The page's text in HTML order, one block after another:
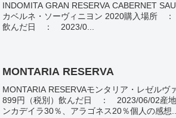
INDOMITA GRAN RESERVA CABERNET
カベルネ・ソーヴィニヨン 2020購入場所
飲んだ日 ： 2023/0...
MONTARIA RESERVA
MONTARIA RESERVAモンタリア・レゼ
899円（税別）飲んだ日 ： 2023/06/02産
ンカデイラ30％、アラゴネス20％個人の感想...